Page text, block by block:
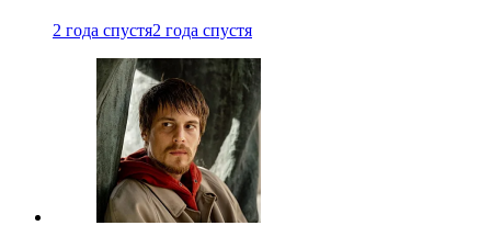
2 года спустя2 года спустя